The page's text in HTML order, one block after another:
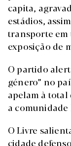
capita,
estádios,
transporte em
exposição de
O partido
género” no
apelam à
a comunidade
O Livre
cidade